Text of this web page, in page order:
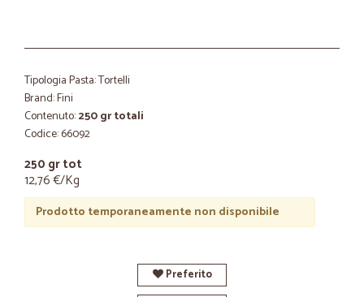
Tipologia Pasta: Tortelli
Brand: Fini
Contenuto:250 gr totali
Codice: 66092
250 gr tot
12,76 €/Kg
Prodotto temporaneamente non disponibile
Preferito